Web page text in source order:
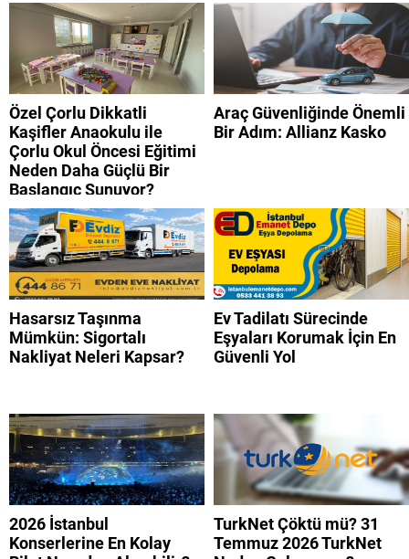
Özel Çorlu Dikkatli
Kaşifler Anaokulu ile
Çorlu Okul Öncesi Eğitimi
Neden Daha Güçlü Bir
Başlangıç Sunuyor?
Araç Güvenliğinde Önemli
Bir Adım: Allianz Kasko
Hasarsız Taşınma
Mümkün: Sigortalı
Nakliyat Neleri Kapsar?
Ev Tadilatı Sürecinde
Eşyaları Korumak İçin En
Güvenli Yol
2026 İstanbul
Konserlerine En Kolay
TurkNet Çöktü mü? 31
Temmuz 2026 TurkNet